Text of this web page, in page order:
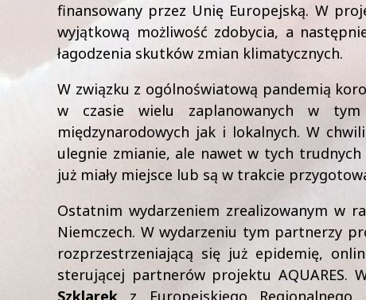
finansowany przez Unię Europejską. W
wyjątkową możliwość zdobycia, a
łagodzenia skutków zmian klimatycznych.
W związku z ogólnoświatową pandemią
w czasie wielu zaplanowanych w
międzynarodowych jak i lokalnych. W
ulegnie zmianie, ale nawet w tych
już miały miejsce lub są w trakcie
Ostatnim wydarzeniem zrealizowanym w
Niemczech. W wydarzeniu tym partnerzy
rozprzestrzeniającą się już epidemię,
sterującej partnerów projektu AQUARES.
Szklarek z Europejskiego